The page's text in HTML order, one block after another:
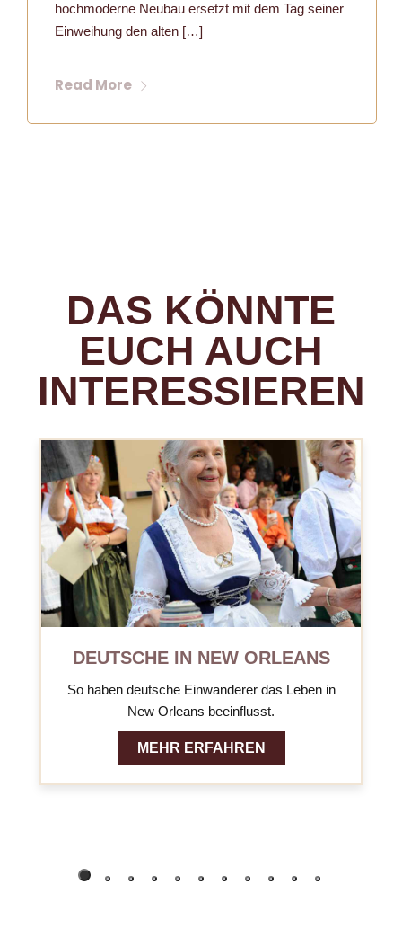
hochmoderne Neubau ersetzt mit dem Tag seiner
Einweihung den alten […]
Read More
DAS KÖNNTE
EUCH AUCH
INTERESSIEREN
DEUTSCHE IN NEW ORLEANS
So haben deutsche Einwanderer das Leben in
New Orleans beeinflusst.
MEHR ERFAHREN